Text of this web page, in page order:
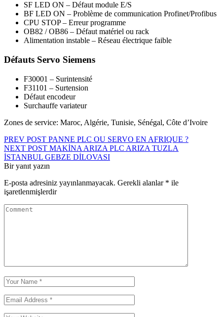
SF LED ON – Défaut module E/S
BF LED ON – Problème de communication Profinet/Profibus
CPU STOP – Erreur programme
OB82 / OB86 – Défaut matériel ou rack
Alimentation instable – Réseau électrique faible
Défauts Servo Siemens
F30001 – Surintensité
F31101 – Surtension
Défaut encodeur
Surchauffe variateur
Zones de service: Maroc, Algérie, Tunisie, Sénégal, Côte d’Ivoire
Yazı
gezinmesi
PREV POST PANNE PLC OU SERVO EN AFRIQUE ?
NEXT POST MAKİNA ARIZA PLC ARIZA TUZLA
İSTANBUL GEBZE DİLOVASI
Bir yanıt yazın
E-posta adresiniz yayınlanmayacak. Gerekli alanlar * ile
işaretlenmişlerdir